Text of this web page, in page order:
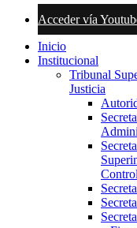
Acceder vía
Inicio
Institucional
Tribunal
Justicia